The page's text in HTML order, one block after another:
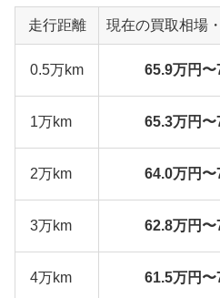
走行距離 現在の買取相場
0.5万km 65.9万円〜
1万km 65.3万円〜
2万km 64.0万円〜
3万km 62.8万円〜
4万km 61.5万円〜